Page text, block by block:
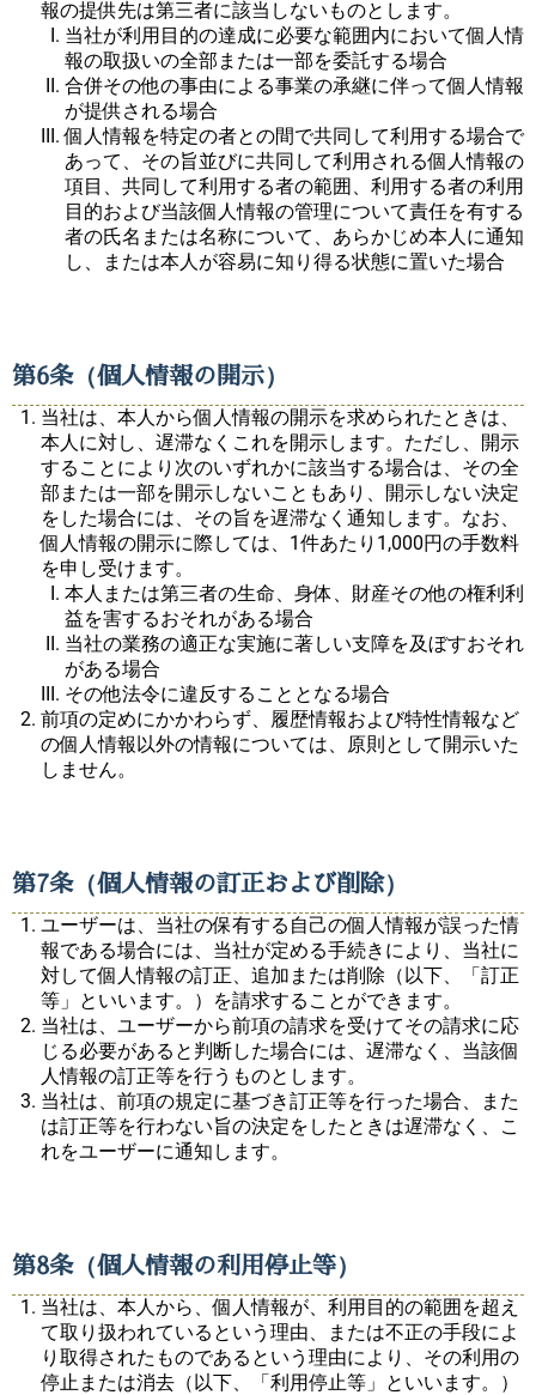
報の提供先は第三者に該当しないものとします。
当社が利用目的の達成に必要な範囲内において個人情
報の取扱いの全部または一部を委託する場合
合併その他の事由による事業の承継に伴って個人情報
が提供される場合
個人情報を特定の者との間で共同して利用する場合で
あって、その旨並びに共同して利用される個人情報の
項目、共同して利用する者の範囲、利用する者の利用
目的および当該個人情報の管理について責任を有する
者の氏名または名称について、あらかじめ本人に通知
し、または本人が容易に知り得る状態に置いた場合
第6条（個人情報の開示）
当社は、本人から個人情報の開示を求められたときは、
本人に対し、遅滞なくこれを開示します。ただし、開示
することにより次のいずれかに該当する場合は、その全
部または一部を開示しないこともあり、開示しない決定
をした場合には、その旨を遅滞なく通知します。なお、
個人情報の開示に際しては、1件あたり1,000円の手数料
を申し受けます。
本人または第三者の生命、身体、財産その他の権利利
益を害するおそれがある場合
当社の業務の適正な実施に著しい支障を及ぼすおそれ
がある場合
その他法令に違反することとなる場合
前項の定めにかかわらず、履歴情報および特性情報など
の個人情報以外の情報については、原則として開示いた
しません。
第7条（個人情報の訂正および削除）
ユーザーは、当社の保有する自己の個人情報が誤った情
報である場合には、当社が定める手続きにより、当社に
対して個人情報の訂正、追加または削除（以下、「訂正
等」といいます。）を請求することができます。
当社は、ユーザーから前項の請求を受けてその請求に応
じる必要があると判断した場合には、遅滞なく、当該個
人情報の訂正等を行うものとします。
当社は、前項の規定に基づき訂正等を行った場合、また
は訂正等を行わない旨の決定をしたときは遅滞なく、こ
れをユーザーに通知します。
第8条（個人情報の利用停止等）
当社は、本人から、個人情報が、利用目的の範囲を超え
て取り扱われているという理由、または不正の手段によ
り取得されたものであるという理由により、その利用の
停止または消去（以下、「利用停止等」といいます。）